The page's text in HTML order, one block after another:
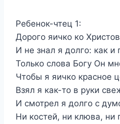
Ребенок-чтец 1:
Дорого яичко ко
И не знал я долго: как и
Только слова Богу Он
Чтобы я яичко красное
Взял я как-то в руки
И смотрел я долго с
Ни костей, ни клюва, ни